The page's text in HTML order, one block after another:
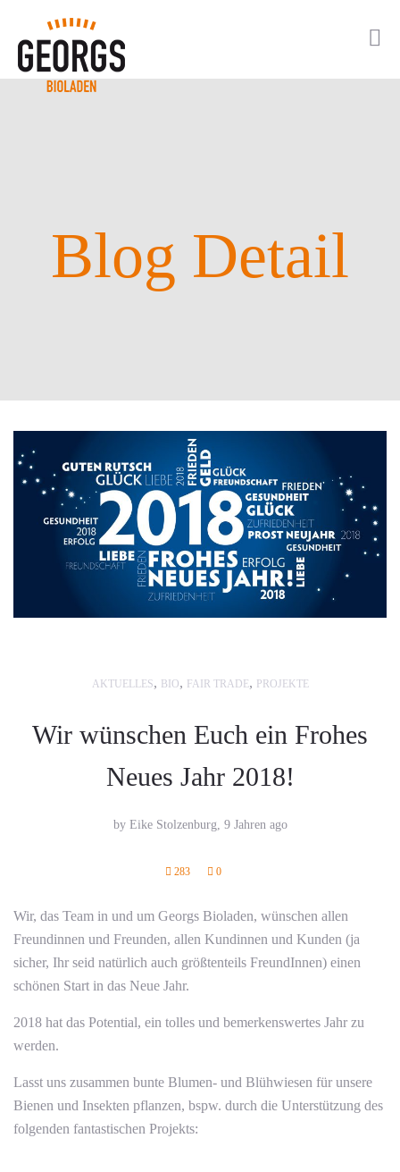
Blog Detail
AKTUELLES, BIO, FAIR TRADE, PROJEKTE
Wir wünschen Euch ein Frohes
Neues Jahr 2018!
by Eike Stolzenburg, 9 Jahren ago
283 0
Wir, das Team in und um Georgs Bioladen, wünschen allen
Freundinnen und Freunden, allen Kundinnen und Kunden (ja
sicher, Ihr seid natürlich auch größtenteils FreundInnen) einen
schönen Start in das Neue Jahr.
2018 hat das Potential, ein tolles und bemerkenswertes Jahr zu
werden.
Lasst uns zusammen bunte Blumen- und Blühwiesen für unsere
Bienen und Insekten pflanzen, bspw. durch die Unterstützung des
folgenden fantastischen Projekts: